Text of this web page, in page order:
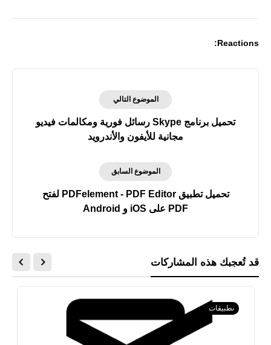
Reactions:
الموضوع التالي
تحميل برنامج Skype رسائل فورية ومكالمات فيديو
مجانية للأيفون والأندرويد
الموضوع السابق
تحميل تطبيق PDFelement - PDF Editor لفتح
PDF على iOS و Android
قد تُعجبك هذه المشاركات
نطبيقات